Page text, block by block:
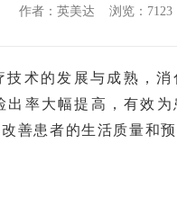
作者：英美达 浏览：7123
技术的发展与成熟，消
出率大幅提高，有效
善患者的生活质量和预